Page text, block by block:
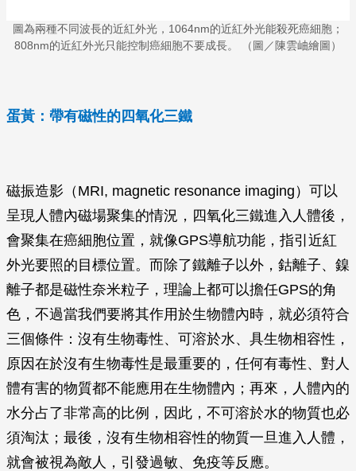
圖為兩種不同波長的近紅外光，1064nm的近紅外光能殺死癌細胞；
808nm的近紅外光只能控制癌細胞不要成長。 （圖／陳雲岫繪圖）
蛋黃：帶有磁性的四氧化三鐵
磁振造影（MRI, magnetic resonance imaging）可以
呈現人體內磁場聚集的情況，四氧化三鐵進入人體後，
會聚集在癌細胞位置，就像GPS導航功能，指引近紅
外光要照的目標位置。而除了鐵離子以外，鈷離子、鎳
離子都是磁性奈米粒子，理論上都可以擔任GPS的角
色，不過當我們要將其作用於生物體內時，就必須符合
三個條件：沒有生物毒性、可溶於水、具生物相容性，
原因在於沒有生物毒性是最重要的，任何有毒性、對人
體有害的物質都不能應用在生物體內；再來，人體內的
水分占了非常高的比例，因此，不可溶於水的物質也必
須淘汰；最後，沒有生物相容性的物質一旦進入人體，
就會被視為敵人，引發過敏、免疫等反應。